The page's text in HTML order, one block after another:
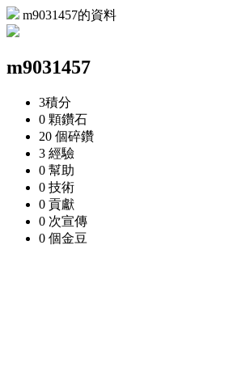
m9031457的資料
m9031457
3積分
0 顆鑽石
20 個碎鑽
3 經驗
0 幫助
0 技術
0 貢獻
0 次宣傳
0 個金豆